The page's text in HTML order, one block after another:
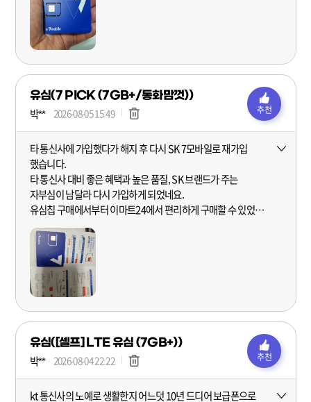
유심(7 PICK (7GB+/통화맘껏))
박** 2026-08-05 15:49 추천
타 통신사에 가입했다가 해지 후 다시 SK 7모바일로 재가입
했습니다.
타 통신사 대비 좋은 혜택과 높은 품질, SK 브랜드가 주는
자부심이 남달라 다시 가입하게 되었네요.
유심칩 구매에서부터 이마트24에서 편리하게 구매할 수 있었고,
상담사분의 상담으로 잘 가입할 수 있었습니다.
유심([셀프] LTE 유심 (7GB+))
박** 2026-08-04 22:22 추천
kt 통신사의 노예로 생활한지 어느덧 10년 드디어 보급폰으로